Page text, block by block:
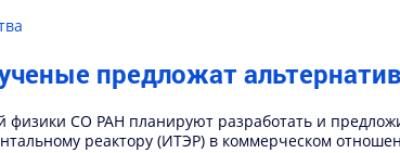
предложат
физики СО РАН планируют разработать и
реактору (ИТЭР) в коммерческом